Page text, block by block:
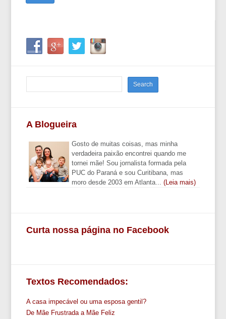
A Blogueira
Gosto de muitas coisas, mas minha
verdadeira paixão encontrei quando me
tornei mãe! Sou jornalista formada pela
PUC do Paraná e sou Curitibana, mas
moro desde 2003 em Atlanta...(Leia mais)
Curta nossa página no Facebook
Textos Recomendados:
A casa impecável ou uma esposa gentil?
De Mãe Frustrada a Mãe Feliz